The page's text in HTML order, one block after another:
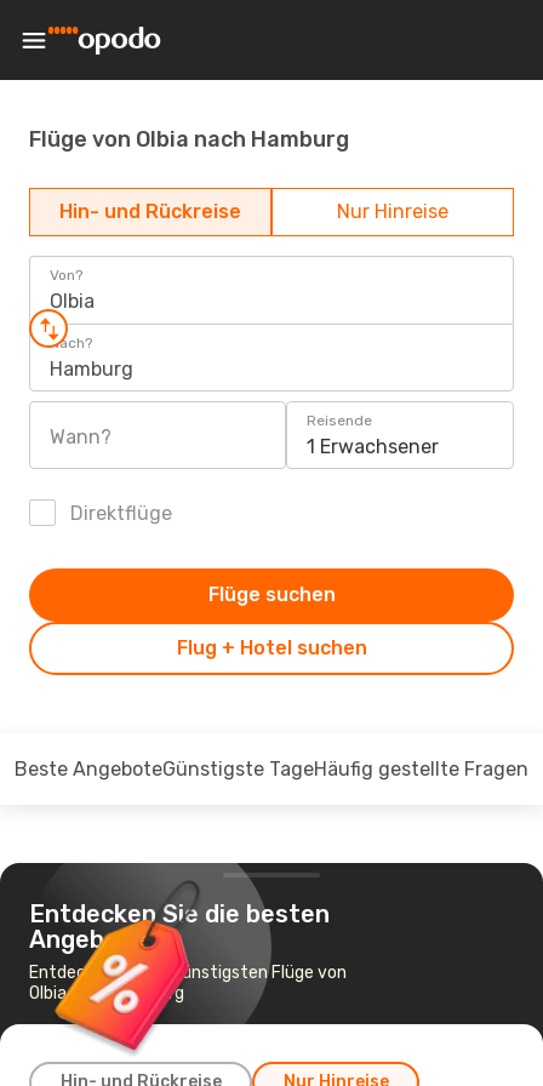
Flüge von Olbia nach Hamburg
Hin- und Rückreise Nur Hinreise
Von?
Olbia
Nach?
Hamburg
Wann?
Reisende
1 Erwachsener
Direktflüge
Flug + Hotel suchen
Flüge suchen
Beste AngeboteGünstigste TageHäufig gestellte Fragen
Entdecken Sie die besten
Angebote
Entdecken Sie die günstigsten Flüge von
Olbia nach Hamburg
Hin- und Rückreise Nur Hinreise